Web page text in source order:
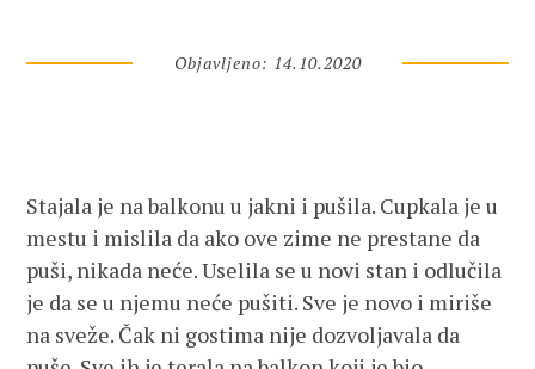
Objavljeno: 14.10.2020
Stajala je na balkonu u jakni i pušila. Cupkala je u
mestu i mislila da ako ove zime ne prestane da
puši, nikada neće. Uselila se u novi stan i odlučila
je da se u njemu neće pušiti. Sve je novo i miriše
na sveže. Čak ni gostima nije dozvoljavala da